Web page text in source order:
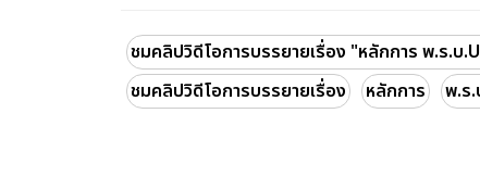
ชมคลิปวิดีโอการบรรยายเรื่อง "หลักการ พ.ร.บ
ชมคลิปวิดีโอการบรรยายเรื่อง
หลักการ พ.ร